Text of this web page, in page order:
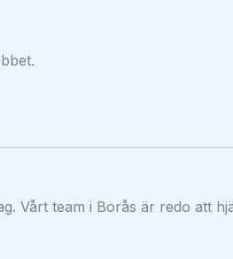
Vårt team i Borås är redo att